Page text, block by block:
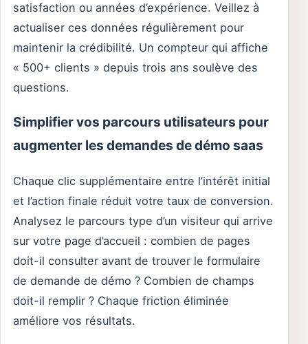
satisfaction ou années d’expérience. Veillez à
actualiser ces données régulièrement pour
maintenir la crédibilité. Un compteur qui affiche
« 500+ clients » depuis trois ans soulève des
questions.
Simplifier vos parcours utilisateurs pour
augmenter les demandes de démo saas
Chaque clic supplémentaire entre l’intérêt initial
et l’action finale réduit votre taux de conversion.
Analysez le parcours type d’un visiteur qui arrive
sur votre page d’accueil : combien de pages
doit-il consulter avant de trouver le formulaire
de demande de démo ? Combien de champs
doit-il remplir ? Chaque friction éliminée
améliore vos résultats.